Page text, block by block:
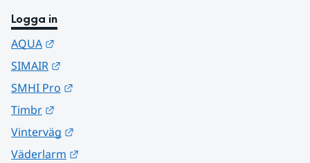
Logga in
AQUA
SIMAIR
SMHI Pro
Timbr
Vinterväg
Väderlarm